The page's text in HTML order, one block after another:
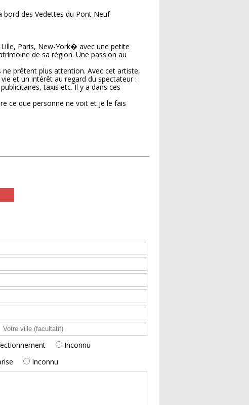
bord des Vedettes du Pont Neuf
Paris, New-York� avec une petite
de sa région. Une passion au
prêtent plus attention. Avec cet artiste,
et un intérêt au regard du spectateur :
taxis etc. Il y a dans ces
ce que personne ne voit et je le fais
Inconnu
Inconnu